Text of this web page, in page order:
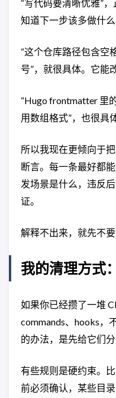
“写代码要清晰优雅”
知道下一步该多做什么
“这个仓库路径包含空
号”，就很具体。它能
“Hugo frontmatter 里
用数组格式”，也很具
所以我现在更倾向于
断言。每一条最好都
发场景是什么，违反
证。
解释不出来，就先不
我的清理方式
如果你已经攒了一堆
commands、hooks，
的办法，是先给它们分
有些规则是硬约束。
前必须确认，某些目